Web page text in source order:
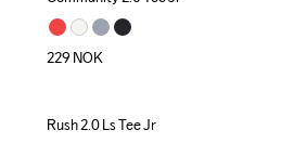
229 NOK
Rush 2.0 Ls Tee Jr